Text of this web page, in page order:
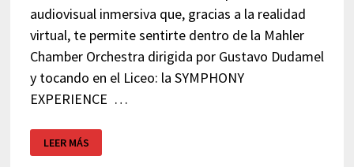
audiovisual inmersiva que, gracias a la realidad
virtual, te permite sentirte dentro de la Mahler
Chamber Orchestra dirigida por Gustavo Dudamel
y tocando en el Liceo: la SYMPHONY
EXPERIENCE …
SYMPHONY
EXPERIENCE
CAIXAFORUM
LEER MÁS